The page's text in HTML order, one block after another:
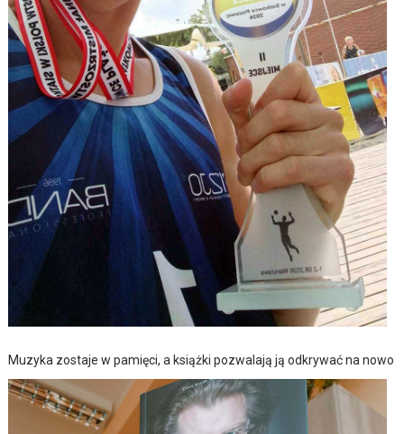
Muzyka zostaje w pamięci, a książki pozwalają ją odkrywać na nowo